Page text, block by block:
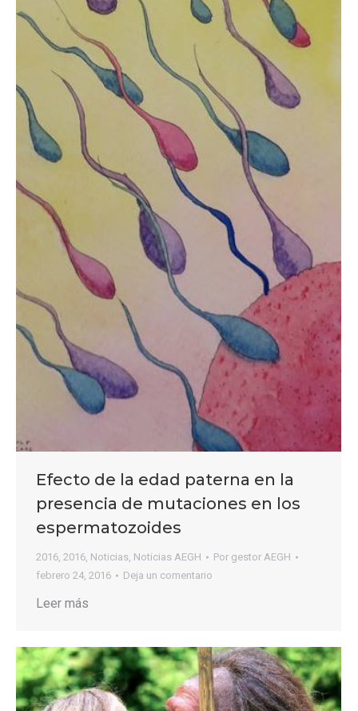
Efecto de la edad paterna en la
presencia de mutaciones en los
espermatozoides
2016, 2016, Noticias, Noticias AEGH Por gestor AEGH
febrero 24, 2016
Deja un comentario
Leer más